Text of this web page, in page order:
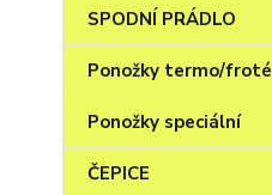
SPODNÍ PRÁDLO
Ponožky termo/froté
Ponožky speciální
ČEPICE